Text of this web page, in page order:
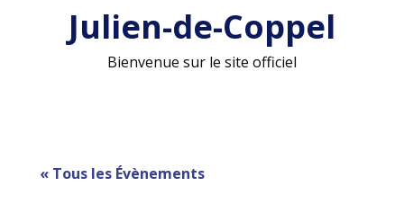
Julien-de-Coppel
Bienvenue sur le site officiel
« Tous les Évènements